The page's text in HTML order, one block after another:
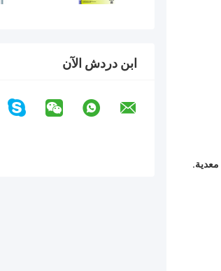
ابن دردش الآن